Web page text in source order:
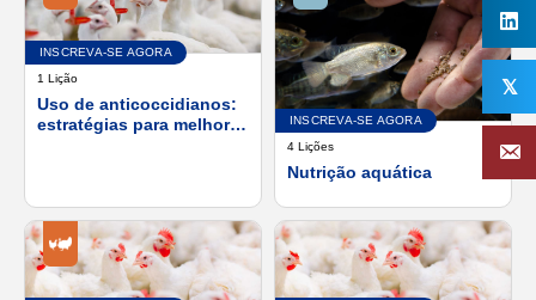
INSCREVA-SE AGORA
1 Lição
Uso de anticoccidianos:
estratégias para melhorar
One-Health. A abordagem
da UE.
INSCREVA-SE AGORA
4 Lições
Nutrição aquática
𝕏